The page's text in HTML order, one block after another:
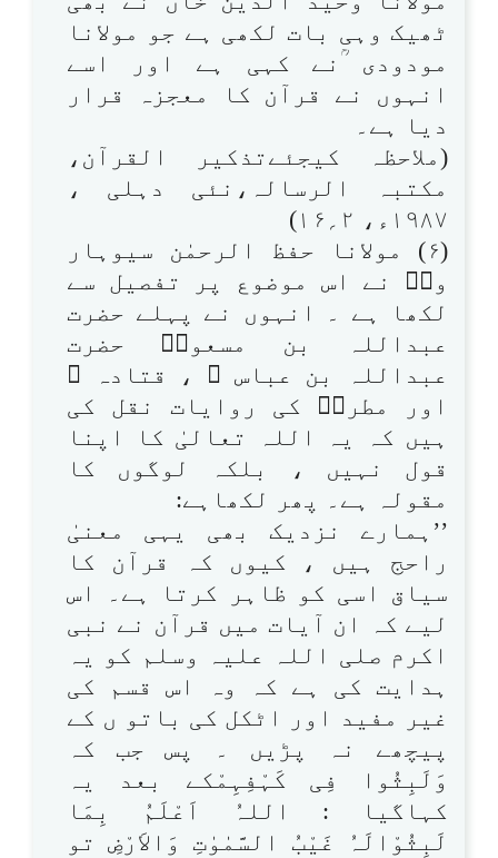
ٹھیک وہی بات لکھی ہے جو مولانا
مودودی ؒنے کہی ہے اور اسے
انہوں نے قرآن کا معجزہ قرار
دیا ہے۔
(ملاحظہ کیجئےتذکیر القرآن،
مکتبہ الرسالہ،نئی دہلی ،
۱۹۸۷ء، ۲؍۱۶)
(۶) مولانا حفظ الرحمٰن سیوہار
ویؒ نے اس موضوع پر تفصیل سے
لکھا ہے ۔ انہوں نے پہلے حضرت
عبداللہ بن مسعودؓ حضرت
عبداللہ بن عباس ؓ ، قتادہ ؒ
اور مطرفؒ کی روایات نقل کی
ہیں کہ یہ اللہ تعالیٰ کا اپنا
قول نہیں ، بلکہ لوگوں کا
مقولہ ہے۔ پھر لکھاہے:
’’ہمارے نزدیک بھی یہی معنیٰ
راحج ہیں ، کیوں کہ قرآن کا
سیاق اسی کو ظاہر کرتا ہے۔ اس
لیے کہ ان آیات میں قرآن نے نبی
اکرم صلی اللہ علیہ وسلم کو یہ
ہدایت کی ہے کہ وہ اس قسم کی
غیر مفید اور اٹکل کی باتو ں کے
پیچھے نہ پڑیں ۔ پس جب کہ
وَلَبِثُوا فِی کَہْفِہِمْکے بعد یہ
کہاگیا : اللہُ اَعْلَمُ بِمَا
لَبِثُوْالَہُ غَیْبُ السَّمٰوٰتِ وَالاَرْضِ تو